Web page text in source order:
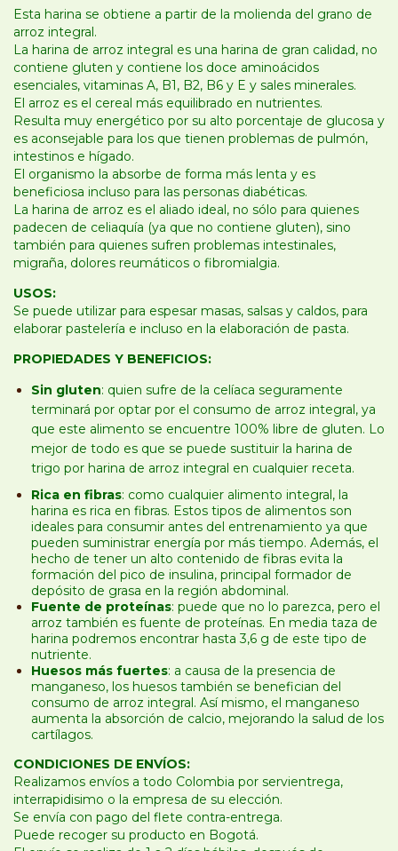
Esta harina se obtiene a partir de la molienda del grano de
arroz integral.
La harina de arroz integral es una harina de gran calidad, no
contiene gluten y contiene los doce aminoácidos
esenciales, vitaminas A, B1, B2, B6 y E y sales minerales.
El arroz es el cereal más equilibrado en nutrientes.
Resulta muy energético por su alto porcentaje de glucosa y
es aconsejable para los que tienen problemas de pulmón,
intestinos e hígado.
El organismo la absorbe de forma más lenta y es
beneficiosa incluso para las personas diabéticas.
La harina de arroz es el aliado ideal, no sólo para quienes
padecen de celiaquía (ya que no contiene gluten), sino
también para quienes sufren problemas intestinales,
migraña, dolores reumáticos o fibromialgia.
USOS:
Se puede utilizar para espesar masas, salsas y caldos, para
elaborar pastelería e incluso en la elaboración de pasta.
PROPIEDADES Y BENEFICIOS:
Sin gluten: quien sufre de la celíaca seguramente
terminará por optar por el consumo de arroz integral, ya
que este alimento se encuentre 100% libre de gluten. Lo
mejor de todo es que se puede sustituir la harina de
trigo por harina de arroz integral en cualquier receta.
Rica en fibras: como cualquier alimento integral, la
harina es rica en fibras. Estos tipos de alimentos son
ideales para consumir antes del entrenamiento ya que
pueden suministrar energía por más tiempo. Además, el
hecho de tener un alto contenido de fibras evita la
formación del pico de insulina, principal formador de
depósito de grasa en la región abdominal.
Fuente de proteínas: puede que no lo parezca, pero el
arroz también es fuente de proteínas. En media taza de
harina podremos encontrar hasta 3,6 g de este tipo de
nutriente.
Huesos más fuertes: a causa de la presencia de
manganeso, los huesos también se benefician del
consumo de arroz integral. Así mismo, el manganeso
aumenta la absorción de calcio, mejorando la salud de los
cartílagos.
CONDICIONES DE ENVÍOS:
Realizamos envíos a todo Colombia por servientrega,
interrapidisimo o la empresa de su elección.
Se envía con pago del flete contra-entrega.
Puede recoger su producto en Bogotá.